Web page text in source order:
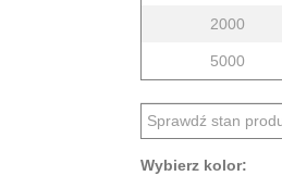
2000
5000
Sprawdź stan
Wybierz kolor: